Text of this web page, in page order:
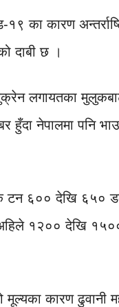
१९ का कारण
दाबी छ ।
लगायतका
नेपालमा पनि भाउ
टन ६०० देखि ६५०
१२०० देखि
मूल्‍यका कारण